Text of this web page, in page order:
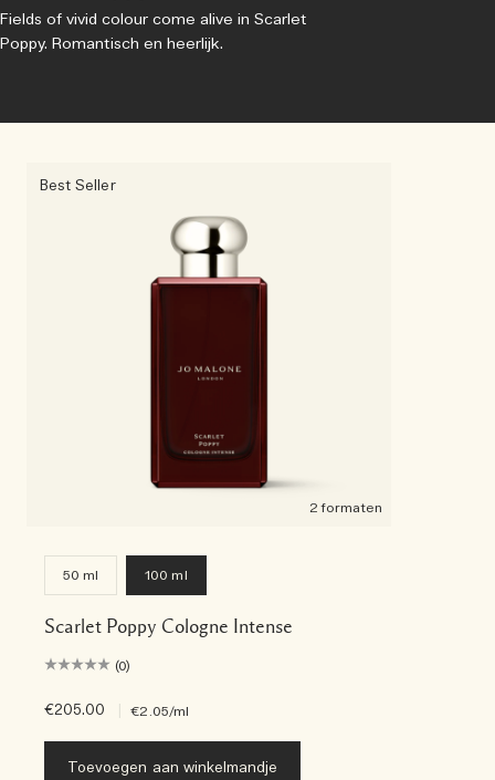
Fields of vivid colour come alive in Scarlet
Poppy. Romantisch en heerlijk.
Best Seller
2 formaten
50 ml 100 ml
Scarlet Poppy Cologne Intense
(0)
€205.00 €2.05/ml
Toevoegen aan winkelmandje